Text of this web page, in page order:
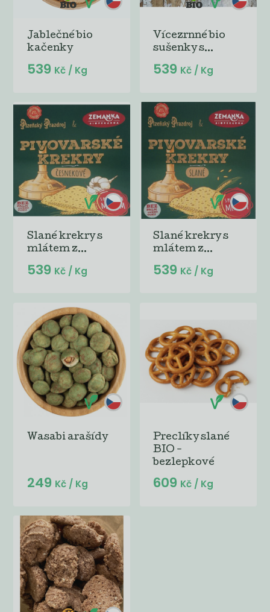
Jablečné bio
kačenky
539 Kč / Kg
Vícezrnné bio
sušenky s...
539 Kč / Kg
Slané krekry s
mlátem z...
539 Kč / Kg
Slané krekry s
mlátem z...
539 Kč / Kg
Wasabi arašídy
249 Kč / Kg
Preclíky slané
BIO -
bezlepkové
609 Kč / Kg